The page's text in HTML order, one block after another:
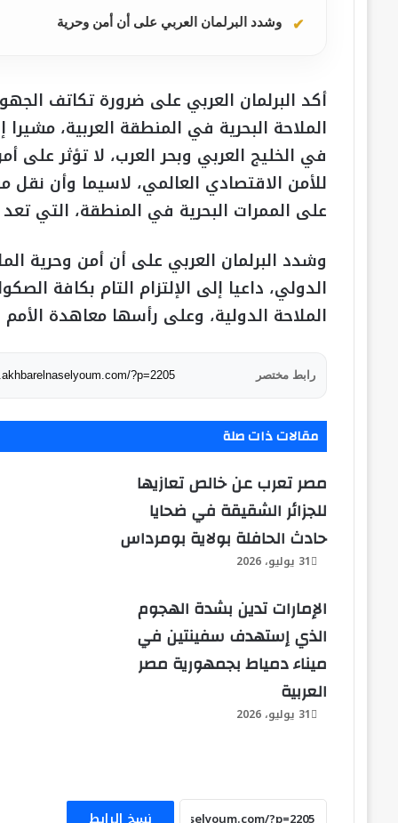
وشدد البرلمان العربي على أن أمن وحرية
أكد البرلمان العربي على ضرورة تكاتف
الملاحة البحرية في المنطقة العربية،
في الخليج العربي وبحر العرب، لا تؤثر
للأمن الاقتصادي العالمي، لاسيما وأن
على الممرات البحرية في المنطقة، التي
وشدد البرلمان العربي على أن أمن وحرية
الدولي، داعيا إلى الإلتزام التام بكافة
الملاحة الدولية، وعلى رأسها معاهدة الأمم
رابط مختصر ?p=2205
مقالات ذات صلة
مصر تعرب عن خالص تعازيها
للجزائر الشقيقة في ضحايا
حادث الحافلة بولاية بومرداس
31 يوليو، 2026
الإمارات تدين بشدة الهجوم
الذي إستهدف سفينتين في
ميناء دمياط بجمهورية مصر
العربية
31 يوليو، 2026
وزير الخارجية يبحث هاتفياً مع نظيريه